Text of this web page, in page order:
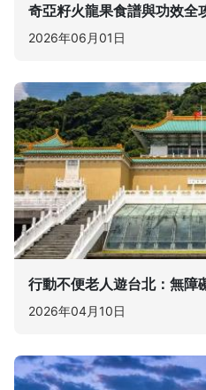
奇亞籽火龍果食譜與功效全
2026年06月01日
行動不便老人遊台北：無障
2026年04月10日